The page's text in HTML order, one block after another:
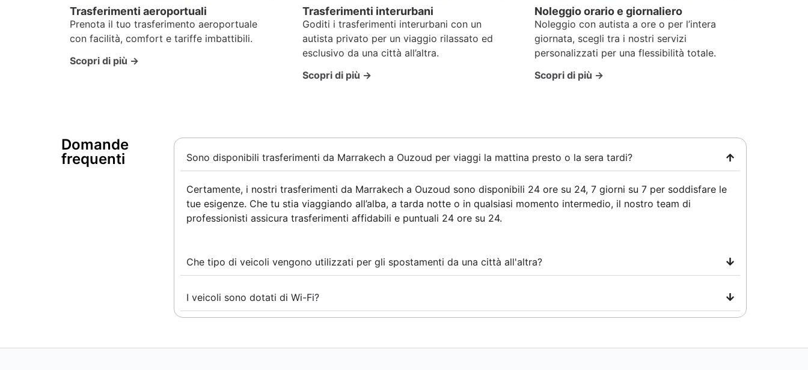
Trasferimenti aeroportuali
Prenota il tuo trasferimento aeroportuale
con facilità, comfort e tariffe imbattibili.
Scopri di più →
Trasferimenti interurbani
Goditi i trasferimenti interurbani con un
autista privato per un viaggio rilassato ed
esclusivo da una città all’altra.
Scopri di più →
Noleggio orario e giornaliero
Noleggio con autista a ore o per l’intera
giornata, scegli tra i nostri servizi
personalizzati per una flessibilità totale.
Scopri di più →
Domande
frequenti ​
Sono disponibili trasferimenti da Marrakech a Ouzoud per viaggi la mattina presto o la sera tardi?
Certamente, i nostri trasferimenti da Marrakech a Ouzoud sono disponibili 24 ore su 24, 7 giorni su 7 per soddisfare le
tue esigenze. Che tu stia viaggiando all’alba, a tarda notte o in qualsiasi momento intermedio, il nostro team di
professionisti assicura trasferimenti affidabili e puntuali 24 ore su 24.
Che tipo di veicoli vengono utilizzati per gli spostamenti da una città all'altra?
I veicoli sono dotati di Wi-Fi?